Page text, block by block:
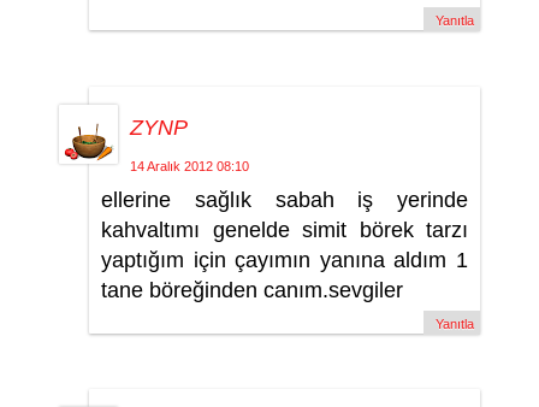
Yanıtla
ZYNP
14 Aralık 2012 08:10
ellerine sağlık sabah iş yerinde
kahvaltımı genelde simit börek tarzı
yaptığım için çayımın yanına aldım 1
tane böreğinden canım.sevgiler
Yanıtla